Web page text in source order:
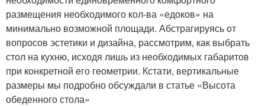
размещения необходимого кол-ва «едоков» на
минимально возможной площади. Абстрагируясь от
вопросов эстетики и дизайна, рассмотрим, как выбрать
стол на кухню, исходя лишь из необходимых габаритов
при конкретной его геометрии. Кстати, вертикальные
размеры мы подробно обсуждали в статье «Высота
обеденного стола»